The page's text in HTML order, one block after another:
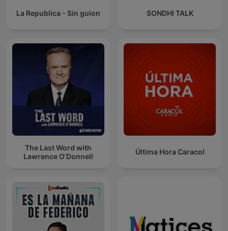
La Republica - Sin guion SONDHI TALK
The Last Word with
Lawrence O’Donnell
Última Hora Caracol